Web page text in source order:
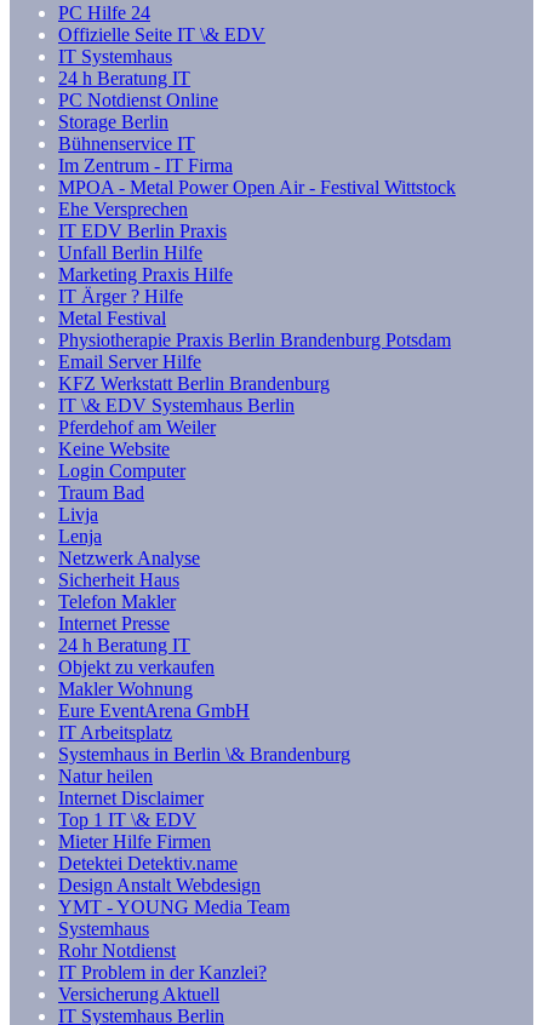
PC Hilfe 24
Offizielle Seite IT \& EDV
IT Systemhaus
24 h Beratung IT
PC Notdienst Online
Storage Berlin
Bühnenservice IT
Im Zentrum - IT Firma
MPOA - Metal Power Open Air - Festival Wittstock
Ehe Versprechen
IT EDV Berlin Praxis
Unfall Berlin Hilfe
Marketing Praxis Hilfe
IT Ärger ? Hilfe
Metal Festival
Physiotherapie Praxis Berlin Brandenburg Potsdam
Email Server Hilfe
KFZ Werkstatt Berlin Brandenburg
IT \& EDV Systemhaus Berlin
Pferdehof am Weiler
Keine Website
Login Computer
Traum Bad
Livja
Lenja
Netzwerk Analyse
Sicherheit Haus
Telefon Makler
Internet Presse
24 h Beratung IT
Objekt zu verkaufen
Makler Wohnung
Eure EventArena GmbH
IT Arbeitsplatz
Systemhaus in Berlin \& Brandenburg
Natur heilen
Internet Disclaimer
Top 1 IT \& EDV
Mieter Hilfe Firmen
Detektei Detektiv.name
Design Anstalt Webdesign
YMT - YOUNG Media Team
Systemhaus
Rohr Notdienst
IT Problem in der Kanzlei?
Versicherung Aktuell
IT Systemhaus Berlin